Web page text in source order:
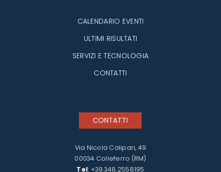
CALENDARIO EVENTI
ULTIMI RISULTATI
SERVIZI E TECNOLOGIA
CONTATTI
CONTATTI
Via Nicola Calipari, 49
00034 Colleferro (RM)
Tel: +39.348.2558195